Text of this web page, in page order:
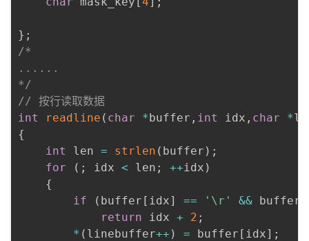
} ;
/*
......
*/
// 按行读取数据
int
readline ( char *buffer , int idx , char *
{
int
len = strlen ( buffer ) ;
for
( ; idx < len ; ++idx )
{
if
( buffer [ idx] == '\r' && buffer
return idx + 2 ;
* ( linebuffer++ ) = buffer [ idx] ;